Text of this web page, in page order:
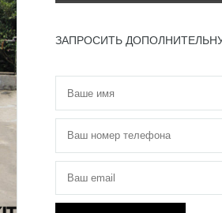
ЗАПРОСИТЬ
Имя
Телефон
Электронная почта